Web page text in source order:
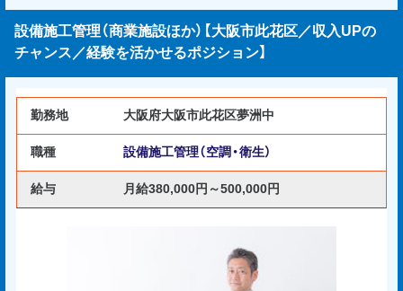
設備施工管理（商業施設ほか）【大阪市此花区／収入UPの
チャンス／経験を活かせるポジション】
勤務地 大阪府大阪市此花区夢洲中
職種 設備施工管理（空調・衛生）
給与 月給380,000円～500,000円